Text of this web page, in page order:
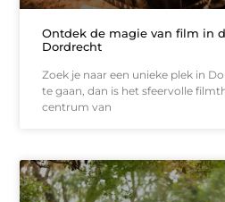
Ontdek de magie van film in
Dordrecht
Zoek je naar een unieke plek in
te gaan, dan is het sfeervolle
centrum van